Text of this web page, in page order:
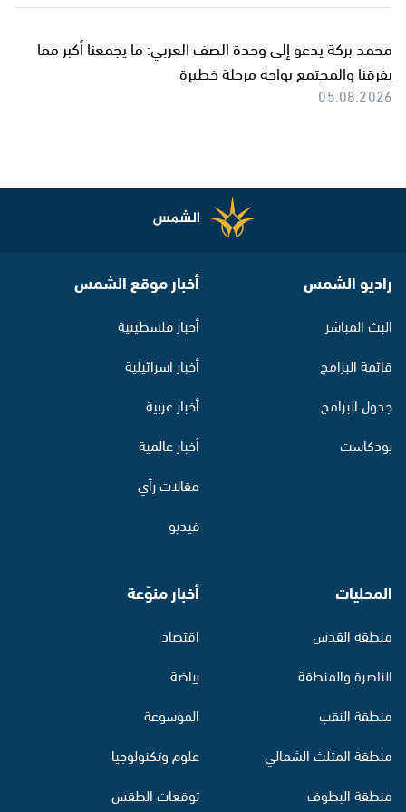
محمد بركة يدعو إلى وحدة الصف العربي: ما يجمعنا أكبر مما
يفرقنا والمجتمع يواجه مرحلة خطيرة
05.08.2026
راديو الشمس
البث المباشر
قائمة البرامج
جدول البرامج
بودكاست
أخبار موقع الشمس
أخبار فلسطينية
أخبار اسرائيلية
أخبار عربية
أخبار عالمية
مقالات رأي
فيديو
المحليات
منطقة القدس
الناصرة والمنطقة
منطقة النقب
منطقة المثلث الشمالي
منطقة البطوف
أخبار منوّعة
اقتصاد
رياضة
الموسوعة
علوم وتكنولوجيا
توقعات الطقس